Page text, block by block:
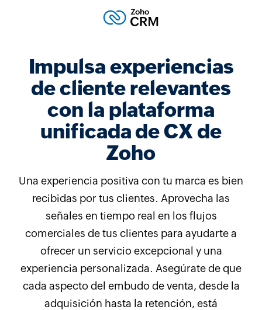
Impulsa experiencias
de cliente relevantes
con la plataforma
unificada de CX de
Zoho
Una experiencia positiva con tu marca es bien
recibidas por tus clientes. Aprovecha las
señales en tiempo real en los flujos
comerciales de tus clientes para ayudarte a
ofrecer un servicio excepcional y una
experiencia personalizada. Asegúrate de que
cada aspecto del embudo de venta, desde la
adquisición hasta la retención, está